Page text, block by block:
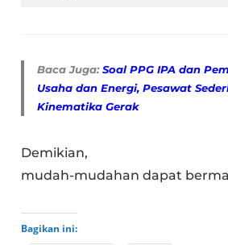
Baca Juga:Soal PPG IPA dan
Usaha dan Energi, Pesawat
Kinematika Gerak
Demikian,
mudah-mudahan dapat
Bagikan ini: